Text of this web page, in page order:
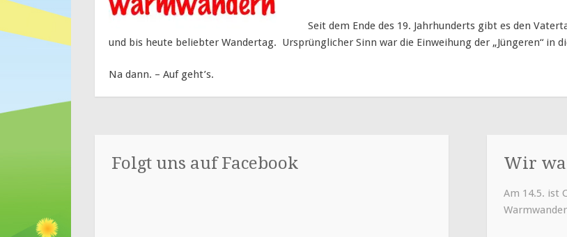
Seit dem Ende des 19. Jahrhunderts gibt es den
und bis heute beliebter Wandertag. Ursprünglicher Sinn war die Einweihung der „Jüngeren“ in
Na dann. – Auf geht’s.
Folgt uns auf Facebook Wir
Am 14.5. ist